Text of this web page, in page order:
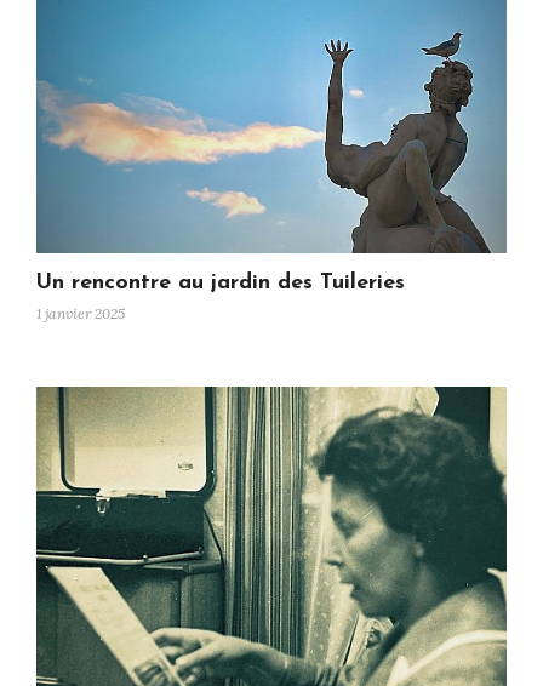
Un rencontre au jardin des Tuileries
1 janvier 2025